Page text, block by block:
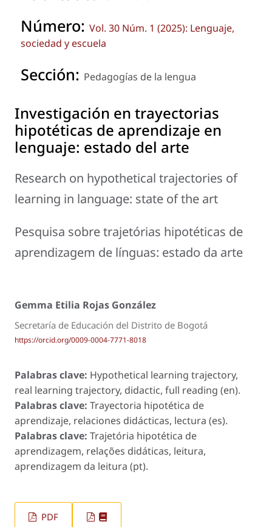
Número: Vol. 30 Núm. 1 (2025): Lenguaje,
sociedad y escuela
Sección: Pedagogías de la lengua
Investigación en trayectorias
hipotéticas de aprendizaje en
lenguaje: estado del arte
Research on hypothetical trajectories of
learning in language: state of the art
Pesquisa sobre trajetórias hipotéticas de
aprendizagem de línguas: estado da arte
Gemma Etilia Rojas González
Secretaría de Educación del Distrito de Bogotá
https://orcid.org/0009-0004-7771-8018
Palabras clave: Hypothetical learning trajectory,
real learning trajectory, didactic, full reading (en).
Palabras clave: Trayectoria hipotética de
aprendizaje, relaciones didácticas, lectura (es).
Palabras clave: Trajetória hipotética de
aprendizagem, relações didáticas, leitura,
aprendizagem da leitura (pt).
PDF